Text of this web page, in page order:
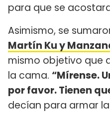
para que se
Asimismo, se
Martín Ku y
mismo objetivo que
la cama. “Mírense.
por favor. Tienen
decían para armar